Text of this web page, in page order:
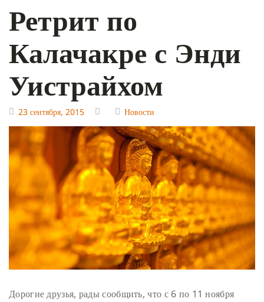
Ретрит по
Калачакре с Энди
Уистрайхом
23 сентября, 2015 Новости
Дорогие друзья, рады сообщить, что с 6 по 11 ноября